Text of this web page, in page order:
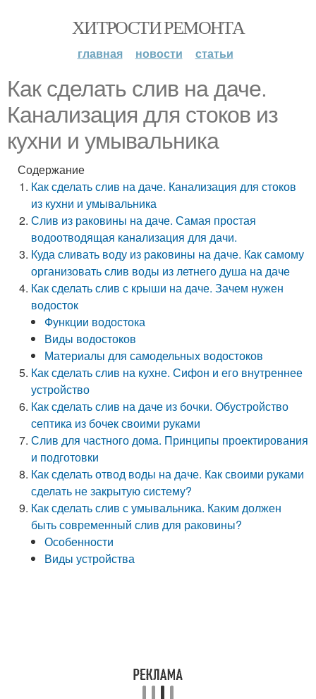
ХИТРОСТИ РЕМОНТА
главная новости статьи
Как сделать слив на даче.
Канализация для стоков из
кухни и умывальника
Содержание
Как сделать слив на даче. Канализация для стоков
из кухни и умывальника
Слив из раковины на даче. Самая простая
водоотводящая канализация для дачи.
Куда сливать воду из раковины на даче. Как самому
организовать слив воды из летнего душа на даче
Как сделать слив с крыши на даче. Зачем нужен
водосток
Функции водостока
Виды водостоков
Материалы для самодельных водостоков
Как сделать слив на кухне. Сифон и его внутреннее
устройство
Как сделать слив на даче из бочки. Обустройство
септика из бочек своими руками
Слив для частного дома. Принципы проектирования
и подготовки
Как сделать отвод воды на даче. Как своими руками
сделать не закрытую систему?
Как сделать слив с умывальника. Каким должен
быть современный слив для раковины?
Особенности
Виды устройства